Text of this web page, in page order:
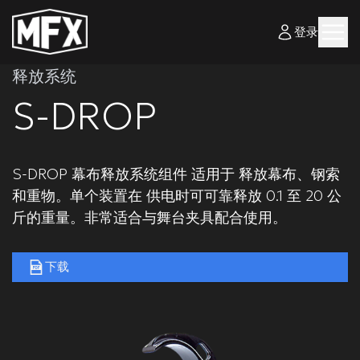
登录
释放系统
S-DROP
S-DROP 幕布释放系统组件 适用于 释放幕布、钢索
和重物。单个装置在 供电时可可靠释放 0.1 至 20 公
斤的重量。非常适合与舞台夹具配合使用。
下载